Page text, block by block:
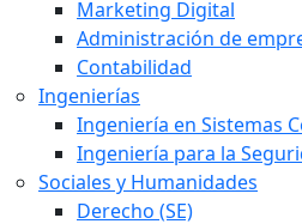
Marketing Digital
Administración de
Contabilidad
Ingenierías
Ingeniería en Sistemas
Ingeniería para la
Sociales y Humanidades
Derecho (SE)